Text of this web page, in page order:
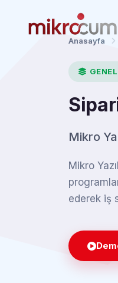
Anasayfa
Mikro
Mikro
ederek iş